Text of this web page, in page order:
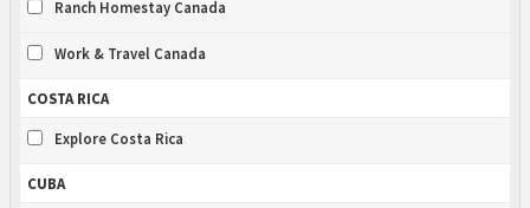
Ranch Homestay Canada
Work & Travel Canada
COSTA RICA
Explore Costa Rica
CUBA